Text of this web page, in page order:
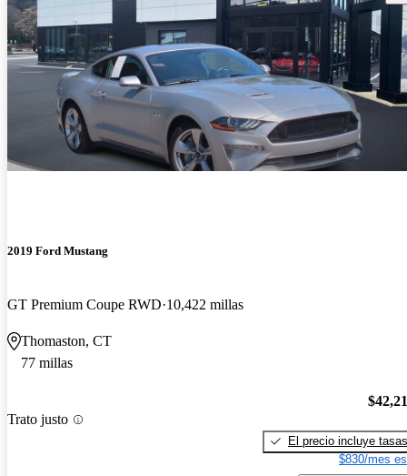
2019 Ford Mustang
GT Premium Coupe RWD 10,422 millas
Thomaston, CT
77 millas
Trato justo
El precio incluye tasas
$830/mes